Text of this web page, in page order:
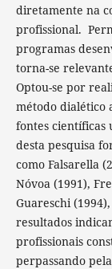
diretamente na
profissional.
programas
torna-se
Optou-se por
método dialético
fontes científicas
desta pesquisa
como Falsarella
Nóvoa (1991),
Guareschi
resultados
profissionais
perpassando